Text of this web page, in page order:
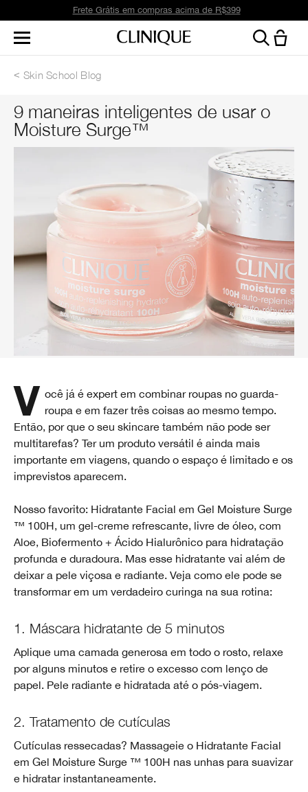
Frete Grátis em compras acima de R$399
Skin School Blog
9 maneiras inteligentes de usar o
Moisture Surge™
Você já é expert em combinar roupas no guarda- roupa e em fazer três coisas ao mesmo tempo.
Então, por que o seu skincare também não pode ser
multitarefas? Ter um produto versátil é ainda mais
importante em viagens, quando o espaço é limitado e os
imprevistos aparecem.
Nosso favorito: Hidratante Facial em Gel Moisture Surge
™ 100H, um gel-creme refrescante, livre de óleo, com
Aloe, Biofermento + Ácido Hialurônico para hidratação
profunda e duradoura. Mas esse hidratante vai além de
deixar a pele viçosa e radiante. Veja como ele pode se
transformar em um verdadeiro curinga na sua rotina:
1. Máscara hidratante de 5 minutos
Aplique uma camada generosa em todo o rosto, relaxe
por alguns minutos e retire o excesso com lenço de
papel. Pele radiante e hidratada até o pós-viagem.
2. Tratamento de cutículas
Cutículas ressecadas? Massageie o Hidratante Facial
em Gel Moisture Surge ™ 100H nas unhas para suavizar
e hidratar instantaneamente.